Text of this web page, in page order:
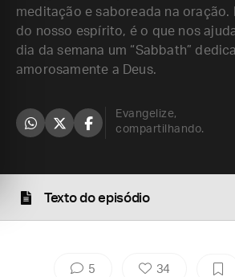
meditação e saboreada na oração.
do nosso espírito, é o que nos
dia da semana um “Sabbath”
amorosamente a Deus.
Evangelize,
compartilhando.
Texto do episódio
5 34